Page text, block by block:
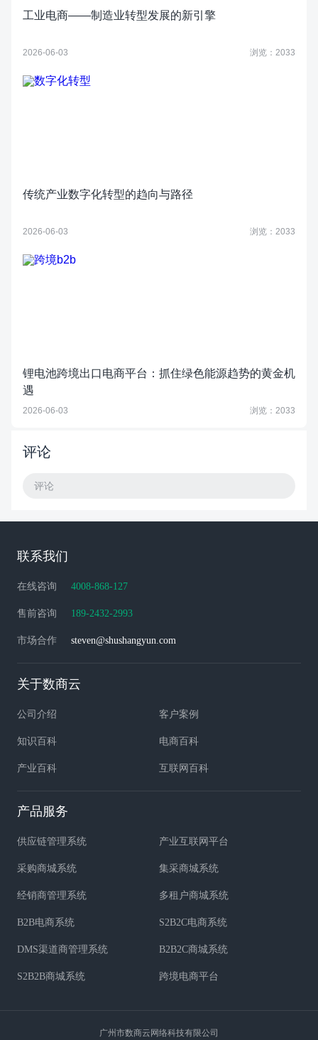
工业电商——制造业转型发展的新引擎
2026-06-03 浏览：2033
传统产业数字化转型的趋向与路径
2026-06-03 浏览：2033
锂电池跨境出口电商平台：抓住绿色能源趋势的黄金机
遇
2026-06-03 浏览：2033
评论
评论
联系我们
在线咨询 4008-868-127
售前咨询 189-2432-2993
市场合作 steven@shushangyun.com
关于数商云
公司介绍 客户案例
知识百科 电商百科
产业百科 互联网百科
产品服务
供应链管理系统 产业互联网平台
采购商城系统 集采商城系统
经销商管理系统 多租户商城系统
B2B电商系统 S2B2C电商系统
DMS渠道商管理系统 B2B2C商城系统
S2B2B商城系统 跨境电商平台
广州市数商云网络科技有限公司